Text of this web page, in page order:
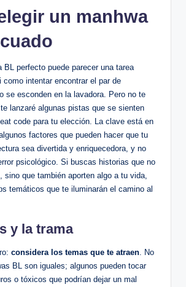
un manhwa
BL perfecto puede parecer una tarea
intentar encontrar el par de
‍se esconden en ​la lavadora. Pero no‌ te
lanzaré algunas pistas que⁢ se sienten
code para tu elección. ‍La ⁣clave⁣ está en
factores que pueden hacer que tu
sea divertida y enriquecedora, y⁣ no
psicológico. Si buscas⁢ historias que no
sino que también​ aporten algo a tu vida,
temáticos que te iluminarán el camino al
y la trama
considera​ los temas que te atraen . No
BL son​ iguales; algunos pueden tocar
⁢o tóxicos que podrían dejar un mal